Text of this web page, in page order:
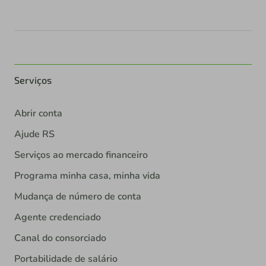
Serviços
Abrir conta
Ajude RS
Serviços ao mercado financeiro
Programa minha casa, minha vida
Mudança de número de conta
Agente credenciado
Canal do consorciado
Portabilidade de salário